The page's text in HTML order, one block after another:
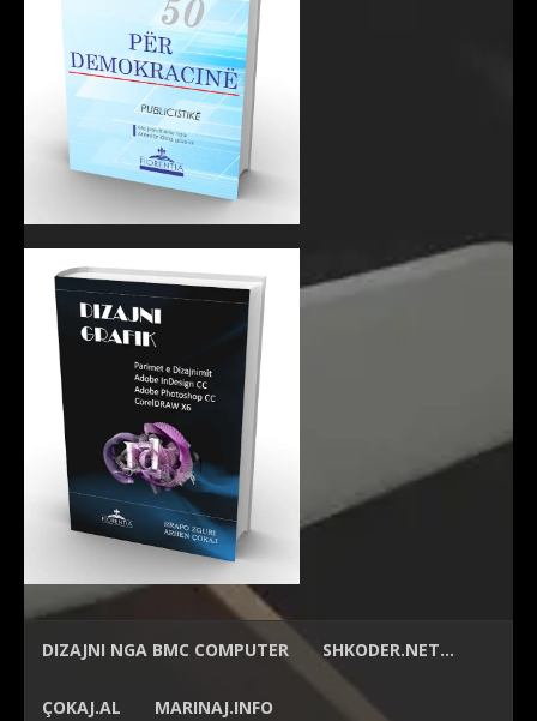
DIZAJNI NGA BMC COMPUTER SHKODER.NET…
ÇOKAJ.AL MARINAJ.INFO